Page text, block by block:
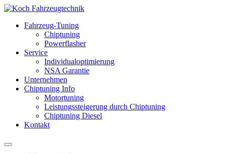
Fahrzeug-Tuning
Chiptuning
Powerflasher
Service
Individualoptimierung
NSA Garantie
Unternehmen
Chiptuning Info
Motortuning
Leistungssteigerung durch Chiptuning
Chiptuning Diesel
Kontakt